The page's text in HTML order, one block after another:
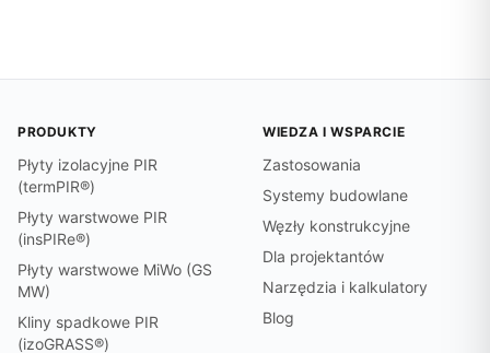
PRODUKTY
Płyty izolacyjne PIR
(termPIR®)
Płyty warstwowe PIR
(insPIRe®)
Płyty warstwowe MiWo (GS
MW)
Kliny spadkowe PIR
(izoGRASS®)
WIEDZA I WSPARCIE
Zastosowania
Systemy budowlane
Węzły konstrukcyjne
Dla projektantów
Narzędzia i kalkulatory
Blog